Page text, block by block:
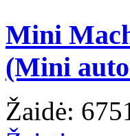
Mini
(Mini
Žaidė: